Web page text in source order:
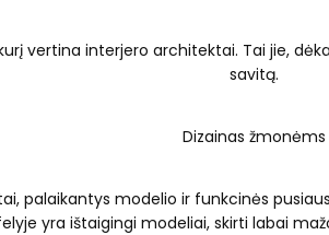
vertina interjero architektai. Tai jie,
savitą.
Dizainas žmonėms
palaikantys modelio ir funkcinės
yra ištaigingi modeliai, skirti labai